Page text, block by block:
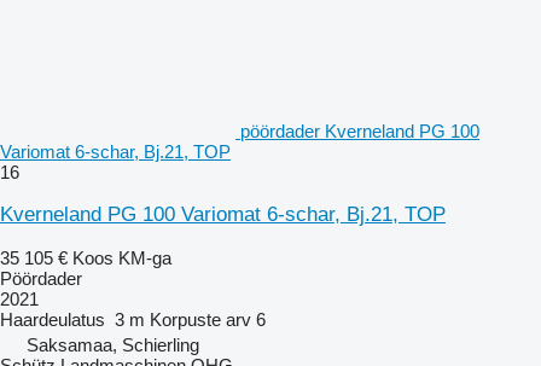
pöördader Kverneland PG 100
Variomat 6-schar, Bj.21, TOP
16
Kverneland PG 100 Variomat 6-schar, Bj.21, TOP
35 105 € Koos KM-ga
Pöördader
2021
Haardeulatus 3 m Korpuste arv 6
Saksamaa, Schierling